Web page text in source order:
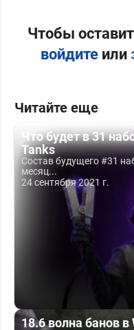
Чтобы
войдитеили
Читайте еще
Что будет в 31
Tanks
Состав будущего #31
месяц...
24 сентября 2021 г.
18.6 волна банов в